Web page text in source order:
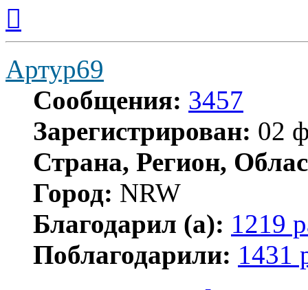
началу
Артур69
Сообщения: 3457
Зарегистрирован: 02
Страна, Регион,
Город: NRW
Благодарил (а): 1219
Поблагодарили: 1431